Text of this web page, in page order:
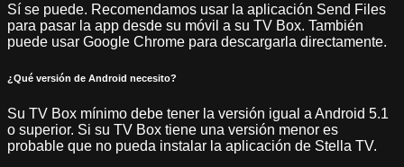
Sí se puede. Recomendamos usar la aplicación Send Files
para pasar la app desde su móvil a su TV Box. También
puede usar Google Chrome para descargarla directamente.
¿Qué versión de Android necesito?
Su TV Box mínimo debe tener la versión igual a Android 5.1
o superior. Si su TV Box tiene una versión menor es
probable que no pueda instalar la aplicación de Stella TV.